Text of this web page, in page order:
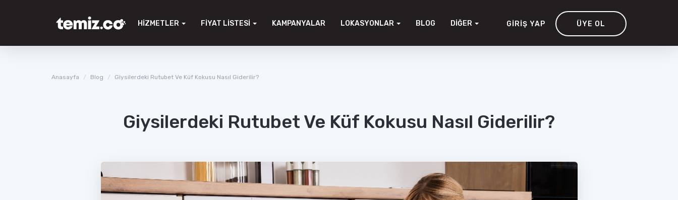
HIZMETLER FIYAT LISTESI KAMPANYALAR LOKASYONLAR BLOG DIĞER GIRIŞ YAP ÜYE OL
Anasayfa Blog Giysilerdeki Rutubet Ve Küf Kokusu Nasıl Giderilir?
Giysilerdeki Rutubet Ve Küf Kokusu Nasıl Giderilir?